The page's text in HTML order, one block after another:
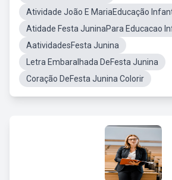
Atividade João E MariaEducação
Atidade Festa JuninaPara Educacao
AatividadesFesta Junina
Letra Embaralhada DeFesta Junina
Coração DeFesta Junina Colorir